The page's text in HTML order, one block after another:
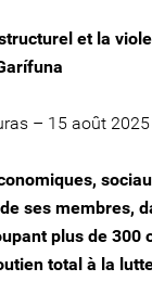
et la
– 15 août 2025
de ses membres,
plus de 300
total à la